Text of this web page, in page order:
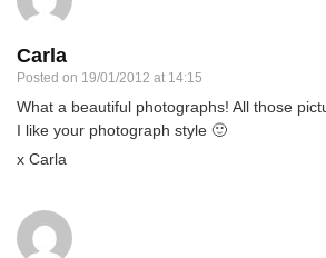
Carla
Posted on 19/01/2012 at 14:15
What a beautiful photographs! All those
I like your photograph style 🙂
x Carla